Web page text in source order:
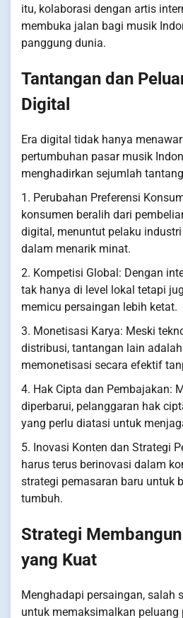
itu, kolaborasi dengan artis
membuka jalan bagi musik
panggung dunia.
Tantangan dan
Digital
Era digital tidak hanya
pertumbuhan pasar musik
menghadirkan sejumlah
1. Perubahan Preferensi
konsumen beralih dari
digital, menuntut pelaku
dalam menarik minat.
2. Kompetisi Global: Dengan
tak hanya di level lokal tetapi
memicu persaingan lebih ketat.
3. Monetisasi Karya: Meski
distribusi, tantangan lain
memonetisasi secara efektif
4. Hak Cipta dan Pembajakan:
diperbarui, pelanggaran hak
yang perlu diatasi untuk
5. Inovasi Konten dan Strategi
harus terus berinovasi dalam
strategi pemasaran baru untuk
tumbuh.
Strategi
yang Kuat
Menghadapi persaingan, salah
untuk memaksimalkan peluang